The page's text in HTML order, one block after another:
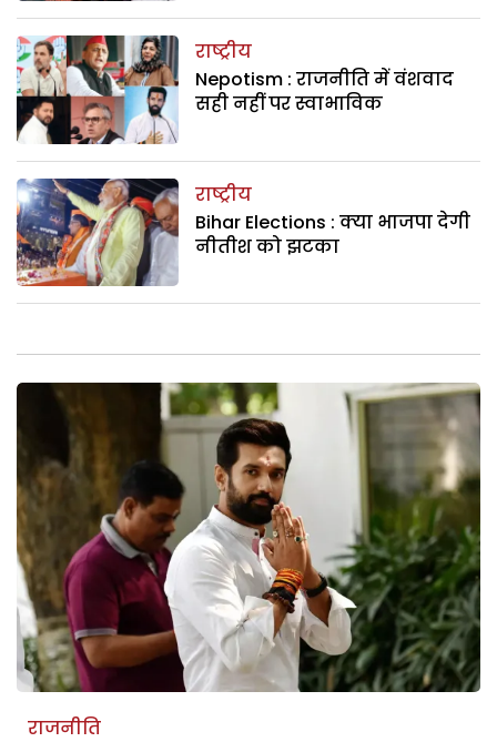
राष्ट्रीय
Nepotism : राजनीति में वंशवाद
सही नहीं पर स्वाभाविक
राष्ट्रीय
Bihar Elections : क्या भाजपा देगी
नीतीश को झटका
राजनीति